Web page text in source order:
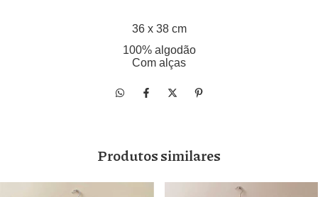
36 x 38 cm
100% algodão
Com alças
Produtos similares